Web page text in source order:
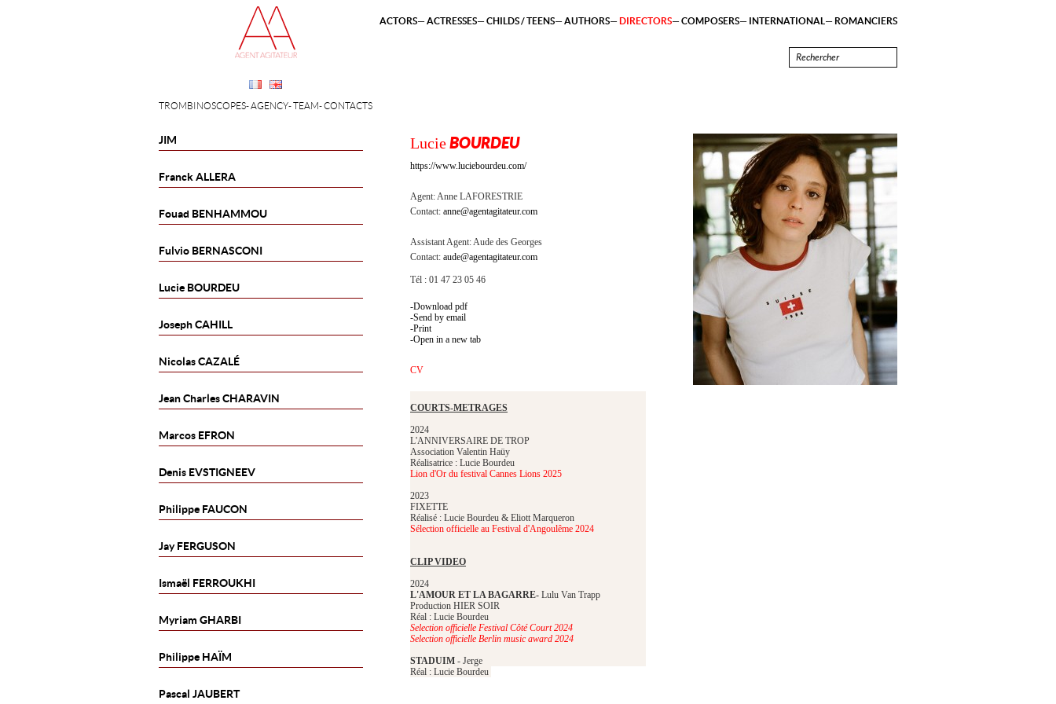
JIM
FranckALLERA
Fouad BENHAMMOU
Fulvio BERNASCONI
Lucie BOURDEU
JosephCAHILL
NicolasCAZALÉ
Jean CharlesCHARAVIN
Marcos EFRON
Denis EVSTIGNEEV
Philippe FAUCON
JayFERGUSON
Ismaël FERROUKHI
Myriam GHARBI
Philippe HAÏM
Pascal JAUBERT
TROMBINOSCOPES AGENCY TEAM CONTACTS
ACTORS ACTRESSES CHILDS / TEENS AUTHORS DIRECTORS COMPOSERS INTERNATIONAL ROMANCIERS
LucieBOURDEU
https://www.luciebourdeu.com/
Agent:Anne LAFORESTRIE
Contact: anne@agentagitateur.com
Assistant Agent:Aude des Georges
Contact: aude@agentagitateur.com
Tél : 01 47 23 05 46
Download pdf
Send by email
Print
Open in a new tab
CV
COURTS-METRAGES
2024
L'ANNIVERSAIRE DE TROP
Association Valentin Haüy
Réalisatrice : Lucie Bourdeu
Lion d'Or du festival Cannes Lions 2025
2023
FIXETTE
Réalisé : Lucie Bourdeu & Eliott Marqueron
Sélection officielle au Festival d'Angoulême 2024
CLIP VIDEO
2024
L'AMOUR ET LA BAGARRE- Lulu Van Trapp
Production HIER SOIR
Réal : Lucie Bourdeu
Selection officielle Festival Côté Court 2024
Selection officielle Berlin music award 2024
STADUIM - Jerge
Réal : Lucie Bourdeu